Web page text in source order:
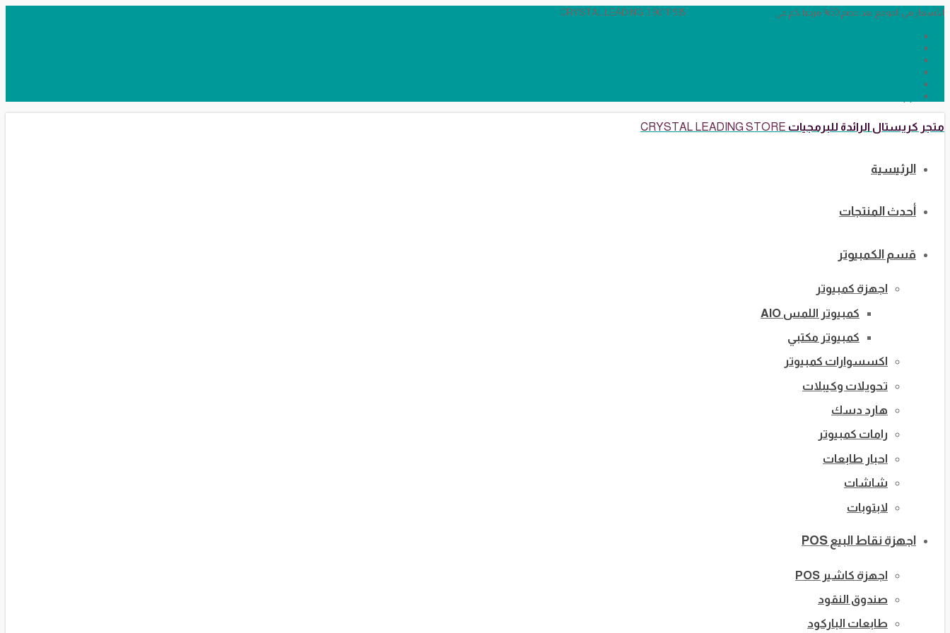
الأسعار في الموقع بعد خصم 50% مرحبا بكم في CRYSTAL LEADING 90111935
متجر كريستال الرائدة للبرمجيات CRYSTAL LEADING STORE
الرئيسية
أحدث المنتجات
قسم الكمبيوتر
اجهزة كمبيوتر
كمبيوتر اللمس AIO
كمبيوتر مكتبي
اكسسوارات كمبيوتر
تحويلات وكيبلات
هارد دسك
رامات كمبيوتر
احبار طابعات
شاشات
لابتوبات
اجهزة نقاط البيع POS
اجهزة كاشير POS
صندوق النقود
طابعات الباركود